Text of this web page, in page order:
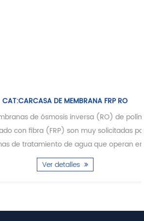
DE MEMBRANA FRP RO
de ósmosis inversa (RO) de polímero
(FRP) son muy solicitadas para
de agua que operan en ...
Ver detalles